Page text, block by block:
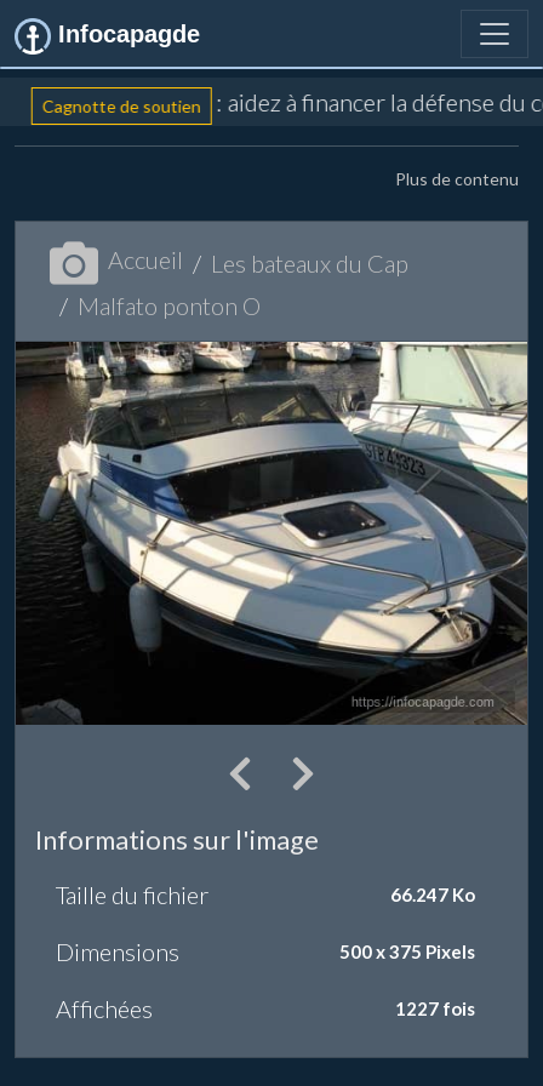
Infocapagde
Cagnotte de soutien : aidez à financer la défense
Plus de contenu
Accueil
Les bateaux du Cap
Malfato ponton O
Informations sur l'image
Taille du fichier 66.247 Ko
Dimensions 500 x 375 Pixels
Affichées 1227 fois